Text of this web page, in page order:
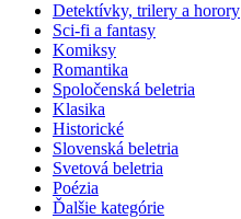
Detektívky, trilery a horory
Sci-fi a fantasy
Komiksy
Romantika
Spoločenská beletria
Klasika
Historické
Slovenská beletria
Svetová beletria
Poézia
Ďalšie kategórie